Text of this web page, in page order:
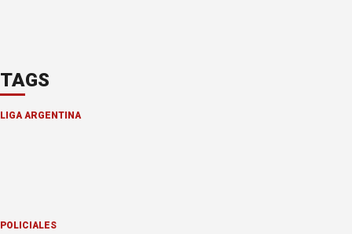
TAGS
LIGA ARGENTINA
POLICIALES